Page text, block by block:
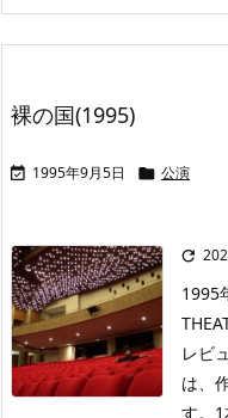
裸の国(1995)
 1995年9月5日  公演

1995
レビ
は、
す。